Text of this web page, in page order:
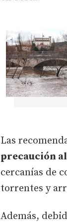
Las
precaución
cercanías de
torrentes y
Además,